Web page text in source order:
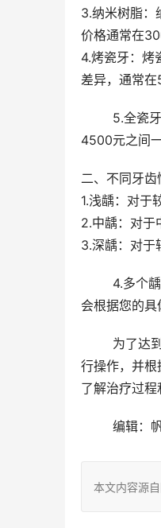
3.纳米树脂：
价格通常在
4.烤瓷牙：烤
差异，通常在
4500元之间一
二、不同牙
1.浅龋：对于
2.中龋：对于
3.深龋：对于
会根据您的具
行操作，并根
了解治疗过程
编辑：
本文内容源